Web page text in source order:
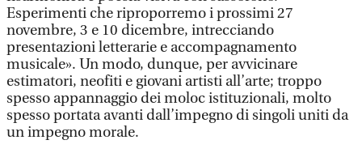
Esperimenti che riproporremo i prossimi 27
novembre, 3 e 10 dicembre, intrecciando
presentazioni letterarie e accompagnamento
musicale». Un modo, dunque, per avvicinare
estimatori, neofiti e giovani artisti all’arte; troppo
spesso appannaggio dei moloc istituzionali, molto
spesso portata avanti dall’impegno di singoli uniti da
un impegno morale.